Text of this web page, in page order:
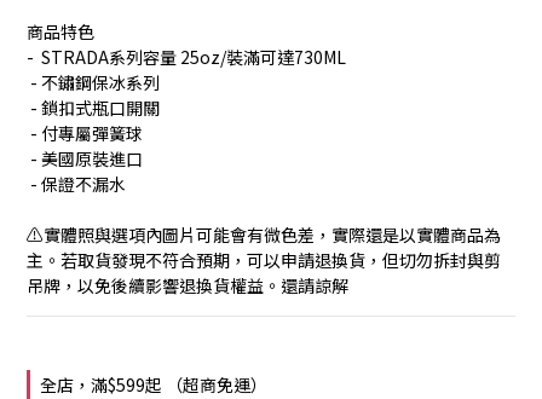
商品特色
-  STRADA系列容量 25oz/裝滿可達730ML
- 不鏽鋼保冰系列
- 鎖扣式瓶口開關
- 付專屬彈簧球
- 美國原裝進口
- 保證不漏水
⚠️實體照與選項內圖片可能會有微色差，實際還是以實體商品為
主。若取貨發現不符合預期，可以申請退換貨，但切勿拆封與剪
吊牌，以免後續影響退換貨權益。還請諒解
全店，滿$599起 （超商免運）